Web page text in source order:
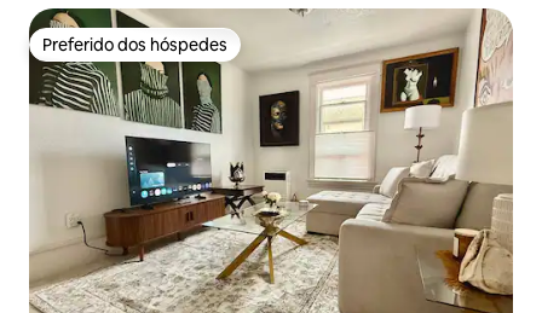
Preferido dos hóspedes
Preferido dos hóspedes